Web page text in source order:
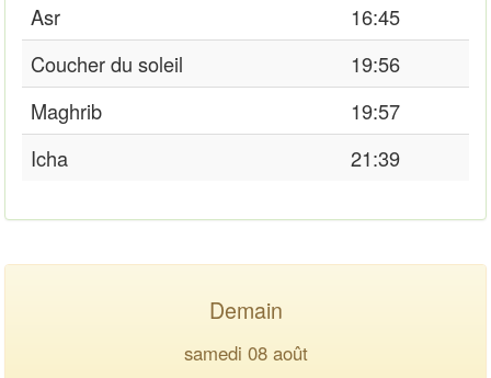
Asr
16:45
Coucher du soleil
19:56
Maghrib
19:57
Icha
21:39
Demain
samedi 08 août